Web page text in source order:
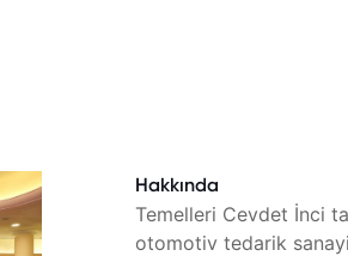
Hakkında
Temelleri Cevdet İnci
otomotiv tedarik